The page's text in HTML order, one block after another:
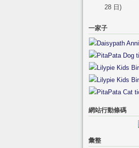
28 日)
一家子
網站行動條碼
彙整